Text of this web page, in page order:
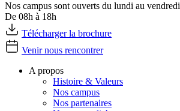
Nos campus sont ouverts du lundi au vendredi
De 08h à 18h
Télécharger la brochure
Venir nous rencontrer
A propos
Histoire & Valeurs
Nos campus
Nos partenaires